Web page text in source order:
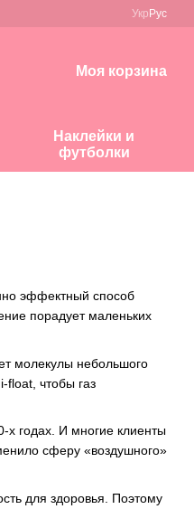
Укр Рус
Моя корзина
Наклейки и
футболки
эффектный способ
порадует маленьких
молекулы небольшого
float, чтобы газ
годах. И многие клиенты
сферу «воздушного»
для здоровья. Поэтому